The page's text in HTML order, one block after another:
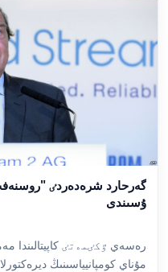
گەرحارد شرەدەردٸ
ۇسىندى
رەسەي ٷكٸمەتٸ كاپيتالىندا
مۇناي كومپانيياسىنىڭ